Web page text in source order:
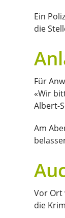
Ein
die
Für
«Wir
Albert-
Am
Vor Ort
die